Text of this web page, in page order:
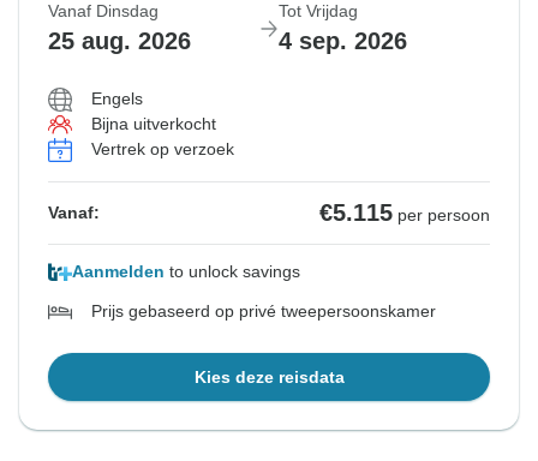
Vanaf Dinsdag
25 aug. 2026
Tot Vrijdag
4 sep. 2026
Engels
Bijna uitverkocht
Vertrek op verzoek
Vanaf: €5.115 per persoon
Aanmelden to unlock savings
Prijs gebaseerd op privé tweepersoonskamer
Kies deze reisdata